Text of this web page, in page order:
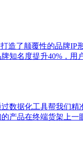
造了颠覆性的品牌
名度提升40%，
数据化工具帮我们
产品在终端货架上